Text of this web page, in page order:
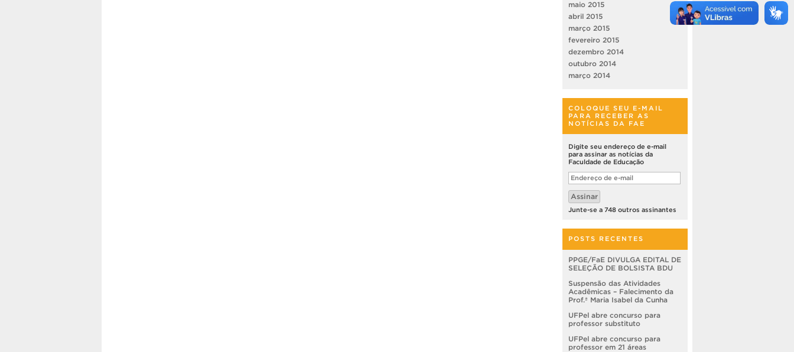
maio 2015
abril 2015
março 2015
fevereiro 2015
dezembro 2014
outubro 2014
março 2014
COLOQUE SEU E-MAIL
PARA RECEBER AS
NOTÍCIAS DA FAE
Digite seu endereço de e-mail
para assinar as notícias da
Faculdade de Educação
Endereço
de
e-
mail
Assinar
Junte-se a 748 outros assinantes
POSTS RECENTES
PPGE/FaE DIVULGA EDITAL DE
SELEÇÃO DE BOLSISTA BDU
Suspensão das Atividades
Acadêmicas – Falecimento da
Prof.ª Maria Isabel da Cunha
UFPel abre concurso para
professor substituto
UFPel abre concurso para
professor em 21 áreas